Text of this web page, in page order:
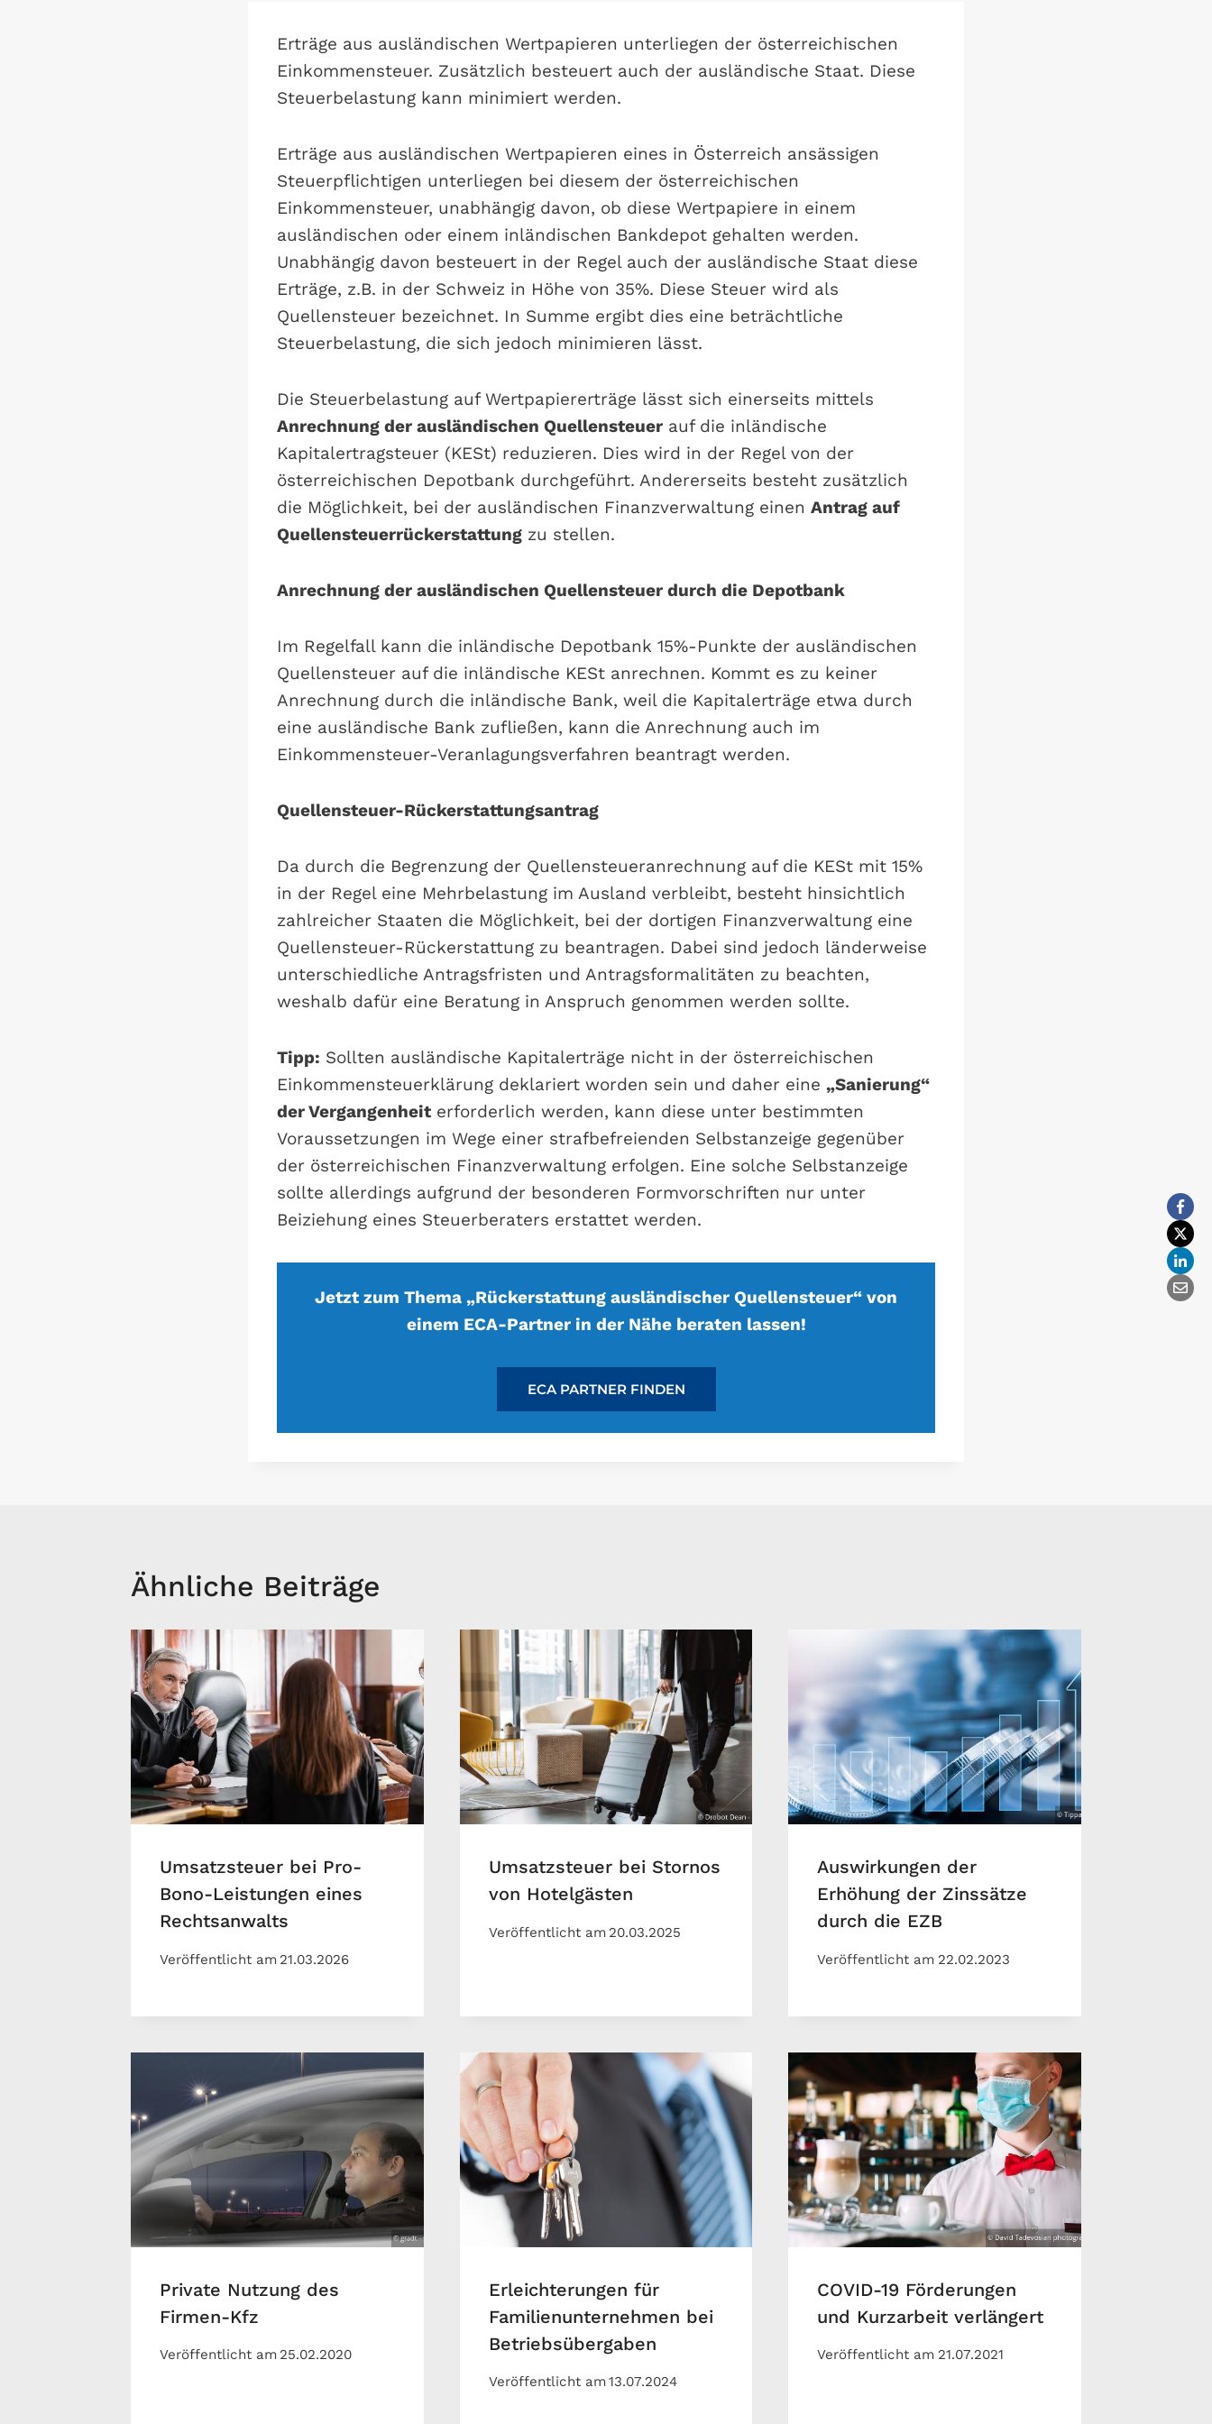
Erträge aus ausländischen Wertpapieren unterliegen der österreichischen
Einkommensteuer. Zusätzlich besteuert auch der ausländische Staat. Diese
Steuerbelastung kann minimiert werden.
Erträge aus ausländischen Wertpapieren eines in Österreich ansässigen
Steuerpflichtigen unterliegen bei diesem der österreichischen
Einkommensteuer, unabhängig davon, ob diese Wertpapiere in einem
ausländischen oder einem inländischen Bankdepot gehalten werden.
Unabhängig davon besteuert in der Regel auch der ausländische Staat diese
Erträge, z.B. in der Schweiz in Höhe von 35%. Diese Steuer wird als
Quellensteuer bezeichnet. In Summe ergibt dies eine beträchtliche
Steuerbelastung, die sich jedoch minimieren lässt.
Die Steuerbelastung auf Wertpapiererträge lässt sich einerseits mittels
Anrechnung der ausländischen Quellensteuer auf die inländische
Kapitalertragsteuer (KESt) reduzieren. Dies wird in der Regel von der
österreichischen Depotbank durchgeführt. Andererseits besteht zusätzlich
die Möglichkeit, bei der ausländischen Finanzverwaltung einen Antrag auf
Quellensteuerrückerstattung zu stellen.
Anrechnung der ausländischen Quellensteuer durch die Depotbank
Im Regelfall kann die inländische Depotbank 15%-Punkte der ausländischen
Quellensteuer auf die inländische KESt anrechnen. Kommt es zu keiner
Anrechnung durch die inländische Bank, weil die Kapitalerträge etwa durch
eine ausländische Bank zufließen, kann die Anrechnung auch im
Einkommensteuer-Veranlagungsverfahren beantragt werden.
Quellensteuer-Rückerstattungsantrag
Da durch die Begrenzung der Quellensteueranrechnung auf die KESt mit 15%
in der Regel eine Mehrbelastung im Ausland verbleibt, besteht hinsichtlich
zahlreicher Staaten die Möglichkeit, bei der dortigen Finanzverwaltung eine
Quellensteuer-Rückerstattung zu beantragen. Dabei sind jedoch länderweise
unterschiedliche Antragsfristen und Antragsformalitäten zu beachten,
weshalb dafür eine Beratung in Anspruch genommen werden sollte.
Tipp: Sollten ausländische Kapitalerträge nicht in der österreichischen
Einkommensteuerklärung deklariert worden sein und daher eine „Sanierung“
der Vergangenheit erforderlich werden, kann diese unter bestimmten
Voraussetzungen im Wege einer strafbefreienden Selbstanzeige gegenüber
der österreichischen Finanzverwaltung erfolgen. Eine solche Selbstanzeige
sollte allerdings aufgrund der besonderen Formvorschriften nur unter
Beiziehung eines Steuerberaters erstattet werden.
Jetzt zum Thema „Rückerstattung ausländischer Quellensteuer“ von
einem ECA-Partner in der Nähe beraten lassen!
ECA PARTNER FINDEN
Ähnliche Beiträge
Umsatzsteuer bei Pro-
Bono-Leistungen eines
Rechtsanwalts
Veröffentlicht am 21.03.2026
Umsatzsteuer bei Stornos
von Hotelgästen
Veröffentlicht am 20.03.2025
Auswirkungen der
Erhöhung der Zinssätze
durch die EZB
Veröffentlicht am 22.02.2023
Private Nutzung des
Firmen-Kfz
Veröffentlicht am 25.02.2020
Erleichterungen für
Familienunternehmen bei
Betriebsübergaben
Veröffentlicht am13.07.2024
COVID-19 Förderungen
und Kurzarbeit verlängert
Veröffentlicht am 21.07.2021